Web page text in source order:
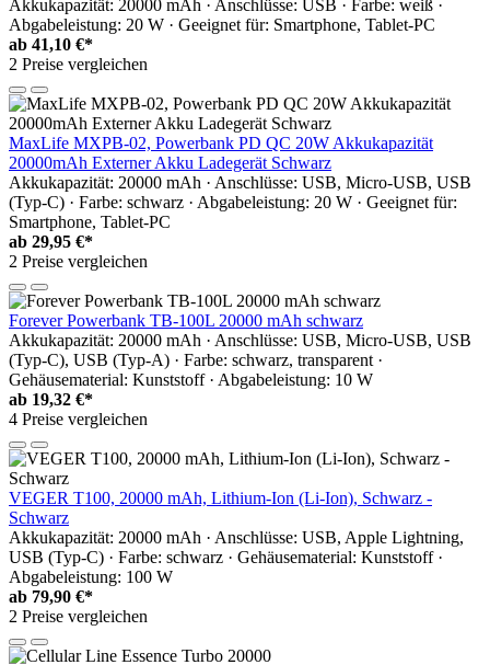
Akkukapazität: 20000 mAh · Anschlüsse: USB · Farbe: weiß ·
Abgabeleistung: 20 W · Geeignet für: Smartphone, Tablet-PC
ab 41,10 €*
2 Preise vergleichen
MaxLife MXPB-02, Powerbank PD QC 20W Akkukapazität
20000mAh Externer Akku Ladegerät Schwarz
Akkukapazität: 20000 mAh · Anschlüsse: USB, Micro-USB, USB
(Typ-C) · Farbe: schwarz · Abgabeleistung: 20 W · Geeignet für:
Smartphone, Tablet-PC
ab 29,95 €*
2 Preise vergleichen
Forever Powerbank TB-100L 20000 mAh schwarz
Akkukapazität: 20000 mAh · Anschlüsse: USB, Micro-USB, USB
(Typ-C), USB (Typ-A) · Farbe: schwarz, transparent ·
Gehäusematerial: Kunststoff · Abgabeleistung: 10 W
ab 19,32 €*
4 Preise vergleichen
VEGER T100, 20000 mAh, Lithium-Ion (Li-Ion), Schwarz -
Schwarz
Akkukapazität: 20000 mAh · Anschlüsse: USB, Apple Lightning,
USB (Typ-C) · Farbe: schwarz · Gehäusematerial: Kunststoff ·
Abgabeleistung: 100 W
ab 79,90 €*
2 Preise vergleichen